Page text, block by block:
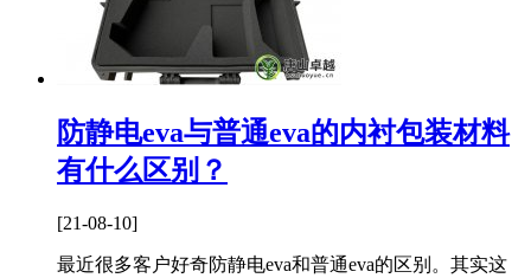
防静电eva与普通eva的内衬包装材料
有什么区别？
[21-08-10]
最近很多客户好奇防静电eva和普通eva的区别。其实这